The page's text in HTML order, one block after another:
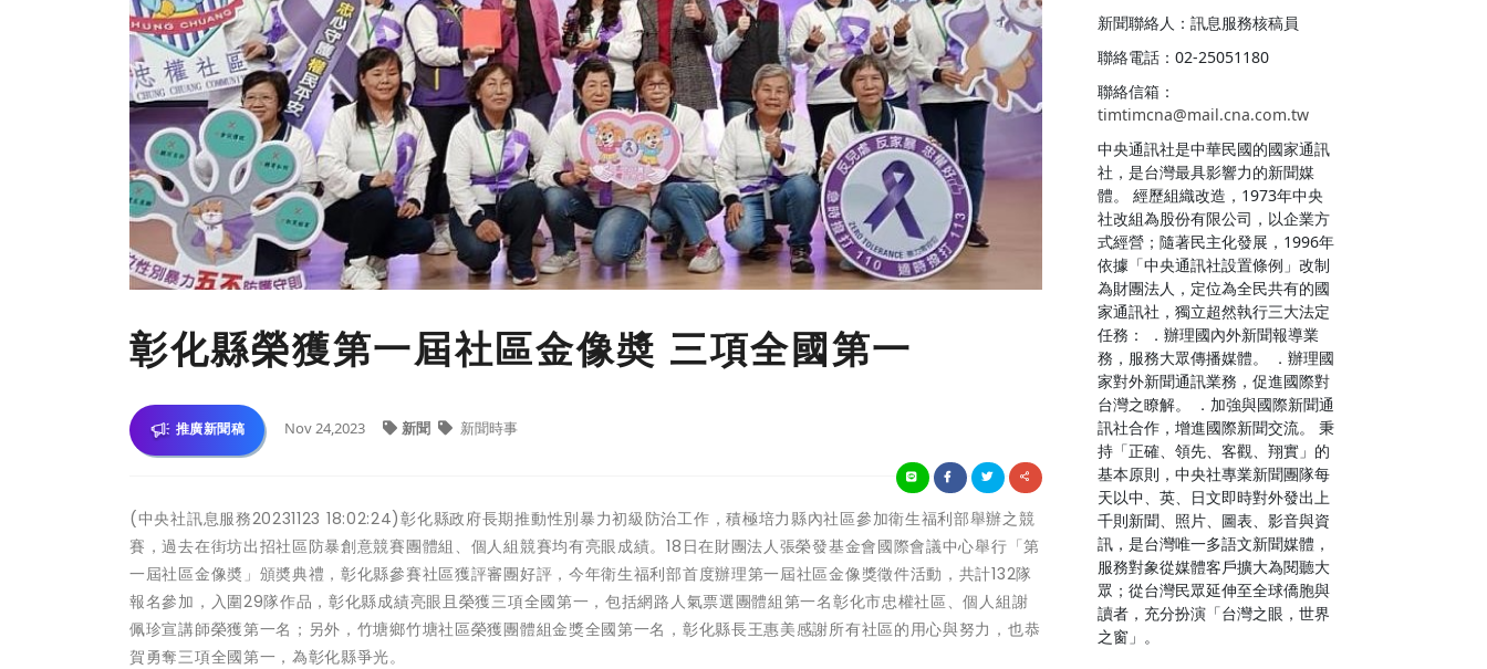
彰化縣榮獲第一屆社區金像奬 三項全國第一
推廣新聞稿 Nov 24,2023 新聞 新聞時事
(中央社訊息服務20231123 18:02:24)彰化縣政府長期推動性別暴力初級防治工作，積極培力縣內社區參加衛生福利部舉辦之競
賽，過去在街坊出招社區防暴創意競賽團體組、個人組競賽均有亮眼成績。18日在財團法人張榮發基金會國際會議中心舉行「第
一屆社區金像奬」頒奬典禮，彰化縣參賽社區獲評審團好評，今年衛生福利部首度辦理第一屆社區金像獎徵件活動，共計132隊
報名參加，入圍29隊作品，彰化縣成績亮眼且榮獲三項全國第一，包括網路人氣票選團體組第一名彰化市忠權社區、個人組謝
佩珍宣講師榮獲第一名；另外，竹塘鄉竹塘社區榮獲團體組金獎全國第一名，彰化縣長王惠美感謝所有社區的用心與努力，也恭
賀勇奪三項全國第一，為彰化縣爭光。
新聞聯絡人：訊息服務核稿員
聯絡電話：02-25051180
聯絡信箱：
timtimcna@mail.cna.com.tw
中央通訊社是中華民國的國家通訊
社，是台灣最具影響力的新聞媒
體。 經歷組織改造，1973年中央
社改組為股份有限公司，以企業方
式經營；隨著民主化發展，1996年
依據「中央通訊社設置條例」改制
為財團法人，定位為全民共有的國
家通訊社，獨立超然執行三大法定
任務： ．辦理國內外新聞報導業
務，服務大眾傳播媒體。 ．辦理國
家對外新聞通訊業務，促進國際對
台灣之瞭解。 ．加強與國際新聞通
訊社合作，增進國際新聞交流。 秉
持「正確、領先、客觀、翔實」的
基本原則，中央社專業新聞團隊每
天以中、英、日文即時對外發出上
千則新聞、照片、圖表、影音與資
訊，是台灣唯一多語文新聞媒體，
服務對象從媒體客戶擴大為閱聽大
眾；從台灣民眾延伸至全球僑胞與
讀者，充分扮演「台灣之眼，世界
之窗」。